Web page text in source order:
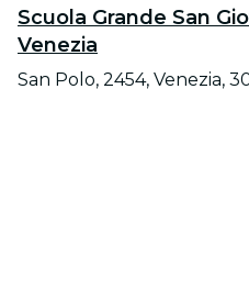
Scuola Grande San
Venezia
San Polo, 2454, Venezia,